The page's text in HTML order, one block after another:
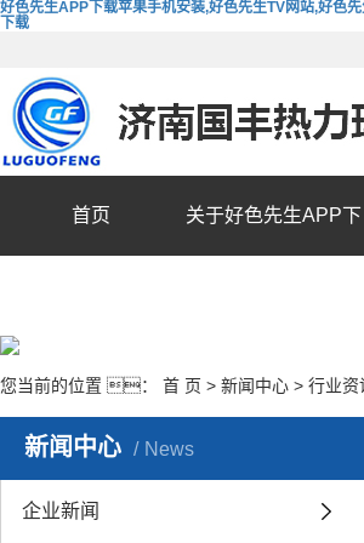
好色先生APP下载苹果手机安装,好色先生TV网站,好色
下载
首页 关于好色先生APP下
您当前的位置 ： 首 页 > 新闻中心 > 行业资
新闻中心 News
企业新闻